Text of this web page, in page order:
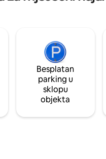
Besplatan
parking u
sklopu
objekta